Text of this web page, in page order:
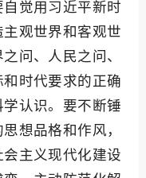
觉用习近平新时
观世界和客观世
问、人民之问、
时代要求的正确
认识。要不断锤
想品格和作风，
主义现代化建设